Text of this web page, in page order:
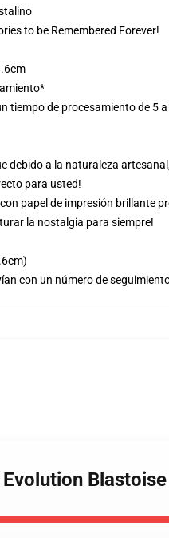
to be Remembered Forever!
tiempo de procesamiento de 5
debido a la naturaleza
para usted!
papel de impresión brillante
la nostalgia para siempre!
con un número de